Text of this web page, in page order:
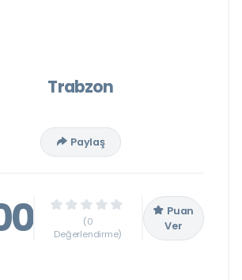
Trabzon
Paylaş
(0
Değerlendirme)
Puan
Ver